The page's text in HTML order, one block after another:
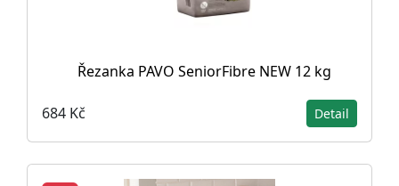
Řezanka PAVO SeniorFibre NEW 12 kg
684 Kč Detail